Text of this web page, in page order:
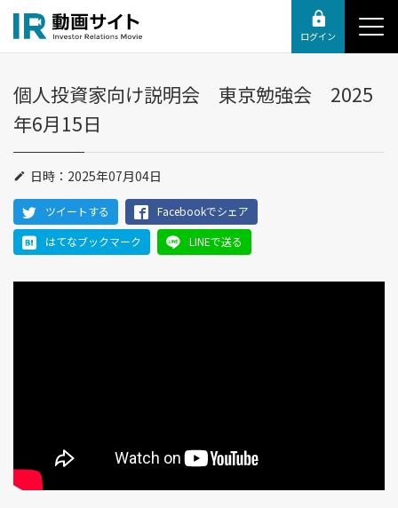
ログイン
個人投資家向け説明会 東京勉強会 2025
年6月15日
日時：2025年07月04日
ツイートする Facebookでシェア
はてなブックマーク LINEで送る